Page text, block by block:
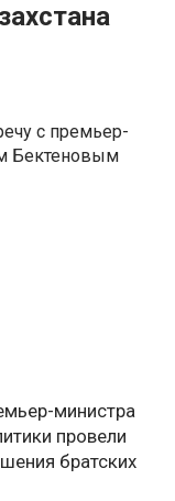
министра
провели
братских